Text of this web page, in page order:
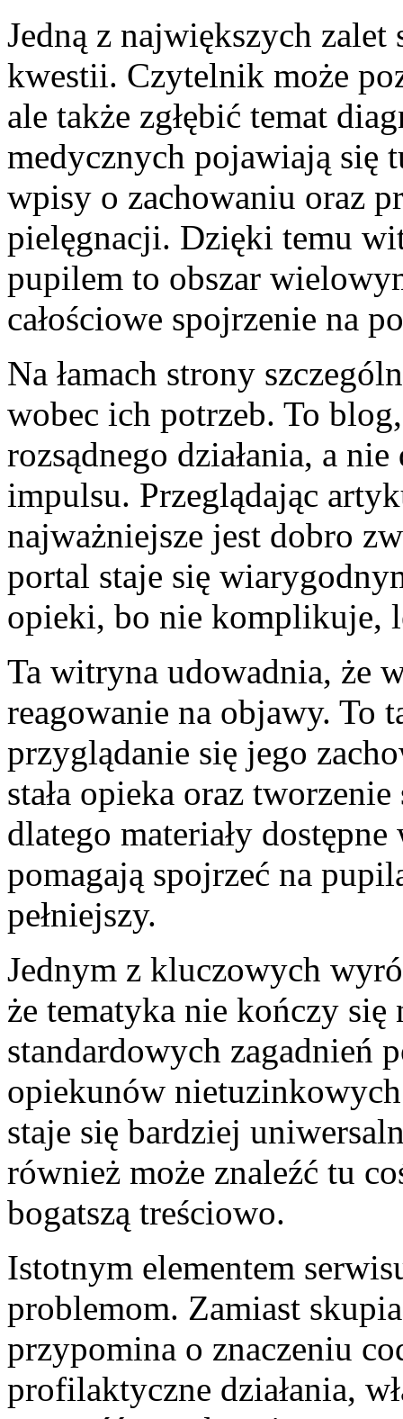
Jedną z największych
kwestii. Czytelnik może
ale także zgłębić temat
medycznych pojawiają się
wpisy o zachowaniu oraz
pielęgnacji. Dzięki temu
pupilem to obszar
całościowe spojrzenie na
Na łamach strony
wobec ich potrzeb. To
rozsądnego działania, a
impulsu. Przeglądając
najważniejsze jest dobro
portal staje się
opieki, bo nie komplikuje,
Ta witryna udowadnia, że
reagowanie na objawy. To
przyglądanie się jego
stała opieka oraz
dlatego materiały
pomagają spojrzeć na
pełniejszy.
Jednym z kluczowych
że tematyka nie kończy
standardowych zagadnień
opiekunów
staje się bardziej
również może znaleźć tu
bogatszą treściowo.
Istotnym elementem
problemom. Zamiast
przypomina o znaczeniu
profilaktyczne działania,